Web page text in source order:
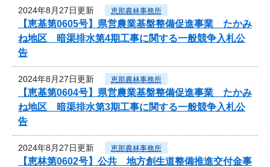
2024年8月27日更新 恵那農林事務所
【恵基第0605号】県営農業基盤整備促進事業 たかみ
ね地区 暗渠排水第4期工事に関する一般競争入札公
告
2024年8月27日更新 恵那農林事務所
【恵基第0604号】県営農業基盤整備促進事業 たかみ
ね地区 暗渠排水第3期工事に関する一般競争入札公
告
2024年8月27日更新 恵那農林事務所
【恵林第0602号】公共 地方創生道整備推進交付金事